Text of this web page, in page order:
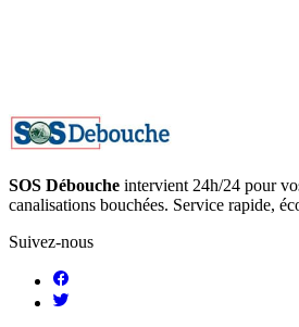
SOS Débouche intervient 24h/24 pour
canalisations bouchées. Service rapide,
Suivez-nous